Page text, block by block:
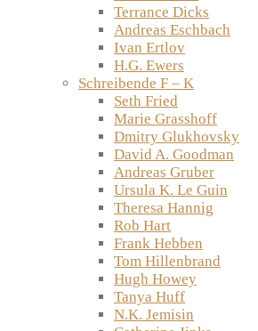
Terrance Dicks
Andreas Eschbach
Ivan Ertlov
H.G. Ewers
Schreibende F – K
Seth Fried
Marie Grasshoff
Dmitry Glukhovsky
David A. Goodman
Andreas Gruber
Ursula K. Le Guin
Theresa Hannig
Rob Hart
Frank Hebben
Tom Hillenbrand
Hugh Howey
Tanya Huff
N.K. Jemisin